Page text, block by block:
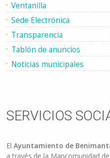
Ventanilla
Sede Electrónica
Transparencia
Tablón de anuncios
Noticias municipales
SERVICIOS
ElAyuntamiento de
a través de la Mancomunidad